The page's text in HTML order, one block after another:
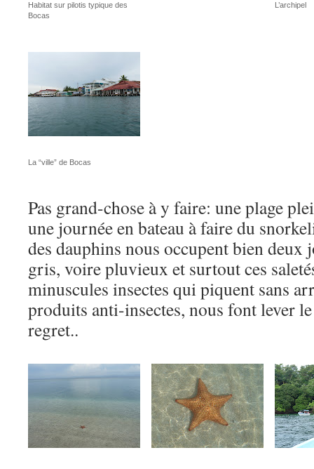
Habitat sur pilotis typique des
Bocas
L’archipel
La “ville” de Bocas
Pas grand-chose à y faire: une plage
une journée en bateau à faire du
des dauphins nous occupent bien deux
gris, voire pluvieux et surtout ces
minuscules insectes qui piquent sans
produits anti-insectes, nous font lever
regret..